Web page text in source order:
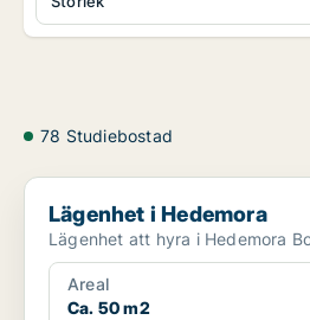
78 Studiebostad
Lägenhet i Hedemora
Lägenhet i Hedemora
Areal
Ca. 50 m2